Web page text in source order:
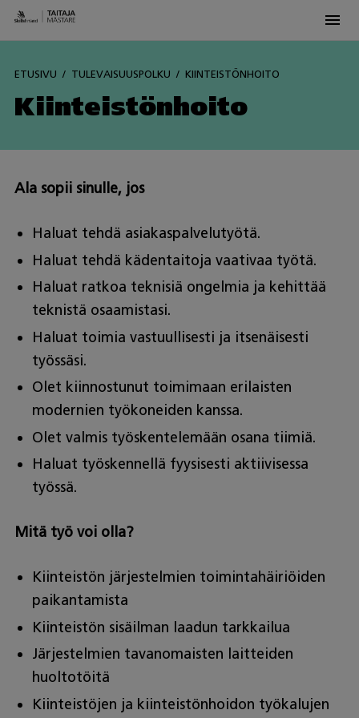
ETUSIVU TULEVAISUUSPOLKU KIINTEISTÖNHOITO
Kiinteistönhoito
Ala sopii sinulle, jos
Haluat tehdä asiakaspalvelutyötä.
Haluat tehdä kädentaitoja vaativaa työtä.
Haluat ratkoa teknisiä ongelmia ja kehittää
teknistä osaamistasi.
Haluat toimia vastuullisesti ja itsenäisesti
työssäsi.
Olet kiinnostunut toimimaan erilaisten
modernien työkoneiden kanssa.
Olet valmis työskentelemään osana tiimiä.
Haluat työskennellä fyysisesti aktiivisessa
työssä.
Mitä työ voi olla?
Kiinteistön järjestelmien toimintahäiriöiden
paikantamista
Kiinteistön sisäilman laadun tarkkailua
Järjestelmien tavanomaisten laitteiden
huoltotöitä
Kiinteistöjen ja kiinteistönhoidon työkalujen